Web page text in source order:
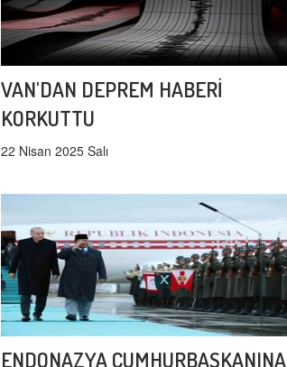
VAN'DAN DEPREM HABERİ
KORKUTTU
22 Nisan 2025 Salı
ENDONAZYA CUMHURBAŞKANINA